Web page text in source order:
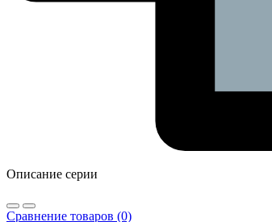
Описание серии
Сравнение товаров (0)